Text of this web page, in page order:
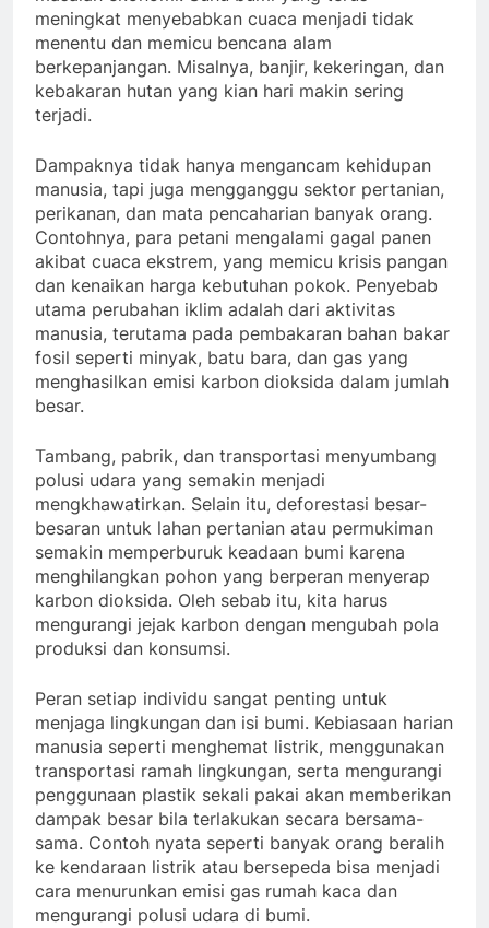
meningkat menyebabkan cuaca menjadi tidak
menentu dan memicu bencana alam
berkepanjangan. Misalnya, banjir, kekeringan, dan
kebakaran hutan yang kian hari makin sering
terjadi.
Dampaknya tidak hanya mengancam kehidupan
manusia, tapi juga mengganggu sektor pertanian,
perikanan, dan mata pencaharian banyak orang.
Contohnya, para petani mengalami gagal panen
akibat cuaca ekstrem, yang memicu krisis pangan
dan kenaikan harga kebutuhan pokok. Penyebab
utama perubahan iklim adalah dari aktivitas
manusia, terutama pada pembakaran bahan bakar
fosil seperti minyak, batu bara, dan gas yang
menghasilkan emisi karbon dioksida dalam jumlah
besar.
Tambang, pabrik, dan transportasi menyumbang
polusi udara yang semakin menjadi
mengkhawatirkan. Selain itu, deforestasi besar-
besaran untuk lahan pertanian atau permukiman
semakin memperburuk keadaan bumi karena
menghilangkan pohon yang berperan menyerap
karbon dioksida. Oleh sebab itu, kita harus
mengurangi jejak karbon dengan mengubah pola
produksi dan konsumsi.
Peran setiap individu sangat penting untuk
menjaga lingkungan dan isi bumi. Kebiasaan harian
manusia seperti menghemat listrik, menggunakan
transportasi ramah lingkungan, serta mengurangi
penggunaan plastik sekali pakai akan memberikan
dampak besar bila terlakukan secara bersama-
sama. Contoh nyata seperti banyak orang beralih
ke kendaraan listrik atau bersepeda bisa menjadi
cara menurunkan emisi gas rumah kaca dan
mengurangi polusi udara di bumi.